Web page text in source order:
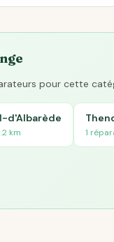
pour cette
d'Albarède
km 1